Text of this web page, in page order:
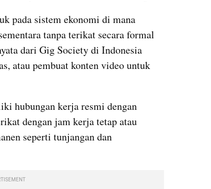
pada sistem ekonomi di mana
tanpa terikat secara formal
dari Gig Society di Indonesia
atau pembuat konten video untuk
hubungan kerja resmi dengan
dengan jam kerja tetap atau
seperti tunjangan dan